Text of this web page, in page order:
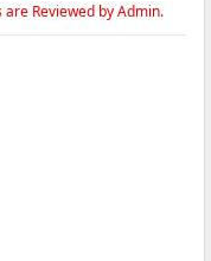
Reviewed by Admin.